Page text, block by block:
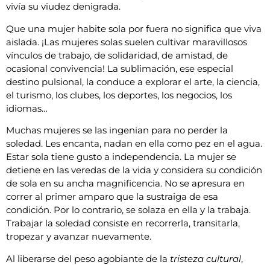
vivía su viudez denigrada.
Que una mujer habite sola por fuera no significa que viva
aislada. ¡Las mujeres solas suelen cultivar maravillosos
vínculos de trabajo, de solidaridad, de amistad, de
ocasional convivencia! La sublimación, ese especial
destino pulsional, la conduce a explorar el arte, la ciencia,
el turismo, los clubes, los deportes, los negocios, los
idiomas…
Muchas mujeres se las ingenian para no perder la
soledad. Les encanta, nadan en ella como pez en el agua.
Estar sola tiene gusto a independencia. La mujer se
detiene en las veredas de la vida y considera su condición
de sola en su ancha magnificencia. No se apresura en
correr al primer amparo que la sustraiga de esa
condición. Por lo contrario, se solaza en ella y la trabaja.
Trabajar la soledad consiste en recorrerla, transitarla,
tropezar y avanzar nuevamente.
Al liberarse del peso agobiante de la tristeza cultural,